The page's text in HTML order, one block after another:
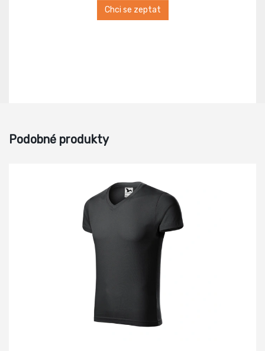
Chci se zeptat
Podobné produkty